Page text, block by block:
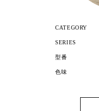
CATEGORY
SERIES
型番
色味